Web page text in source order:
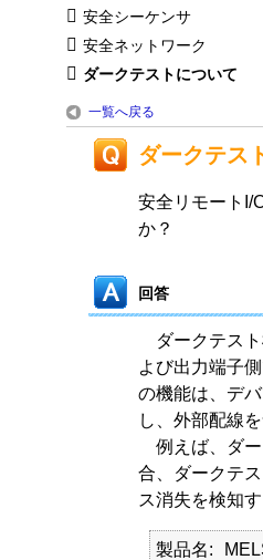
安全シーケンサ
安全ネットワーク
ダークテストについて
一覧へ戻る
ダークテス
安全リモートI/
か？
回答
ダークテスト
よび出力端子
の機能は、デ
し、外部配線
例えば、ダー
合、ダークテ
ス消失を検知
製品名